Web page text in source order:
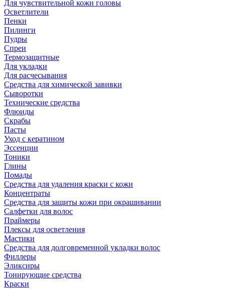
Для чувствительной кожи головы
Осветлители
Пенки
Пилинги
Пудры
Спреи
Термозащитные
Для укладки
Для расчесывания
Средства для химической завивки
Сыворотки
Технические средства
Флюиды
Скрабы
Пасты
Уход с кератином
Эссенции
Тоники
Глины
Помады
Средства для удаления краски с кожи
Концентраты
Средства для защиты кожи при окрашивании
Салфетки для волос
Праймеры
Плексы для осветления
Мастики
Средства для долговременной укладки волос
Филлеры
Эликсиры
Тонирующие средства
Краски